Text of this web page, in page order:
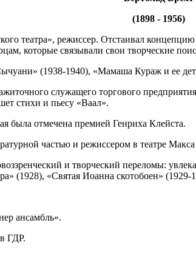
(1898 - 1956)
театра», режиссер. Отстаивал
которые связывали свои творческие
(1938-1940), «Мамаша Кураж и ее
служащего торгового
стихи и пьесу «Ваал».
была отмечена премией Генриха Клейста.
частью и режиссером в театре
и творческий переломы:
(1928), «Святая Иоанна скотобоен» (1929-
ансамбль».
ГДР.